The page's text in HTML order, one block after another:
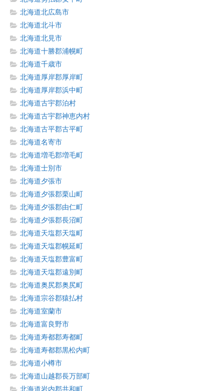
北海道北広島市
北海道北斗市
北海道北見市
北海道十勝郡浦幌町
北海道千歳市
北海道厚岸郡厚岸町
北海道厚岸郡浜中町
北海道古宇郡泊村
北海道古宇郡神恵内村
北海道古平郡古平町
北海道名寄市
北海道増毛郡増毛町
北海道士別市
北海道夕張市
北海道夕張郡栗山町
北海道夕張郡由仁町
北海道夕張郡長沼町
北海道天塩郡天塩町
北海道天塩郡幌延町
北海道天塩郡豊富町
北海道天塩郡遠別町
北海道奥尻郡奥尻町
北海道宗谷郡猿払村
北海道室蘭市
北海道富良野市
北海道寿都郡寿都町
北海道寿都郡黒松内町
北海道小樽市
北海道山越郡長万部町
北海道岩内郡共和町